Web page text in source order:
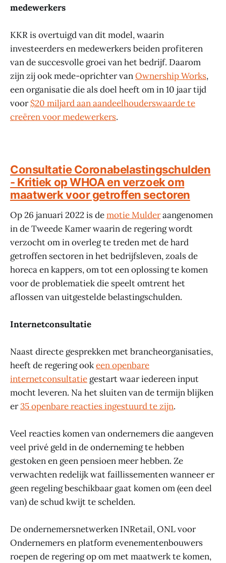
medewerkers
KKR is overtuigd van dit model, waarin
investeerders en medewerkers beiden profiteren
van de succesvolle groei van het bedrijf. Daarom
zijn zij ook mede-oprichter vanOwnership Works,
een organisatie die als doel heeft om in 10 jaar tijd
voor$20 miljard aan aandeelhouderswaarde te
creëren voor medewerkers.
Consultatie Coronabelastingschulden
- Kritiek op WHOA en verzoek om
maatwerk voor getroffen sectoren
Op 26 januari 2022 is demotie Mulderaangenomen
in de Tweede Kamer waarin de regering wordt
verzocht om in overleg te treden met de hard
getroffen sectoren in het bedrijfsleven, zoals de
horeca en kappers, om tot een oplossing te komen
voor de problematiek die speelt omtrent het
aflossen van uitgestelde belastingschulden.
Internetconsultatie
Naast directe gesprekken met brancheorganisaties,
heeft de regering ookeen openbare
internetconsultatie gestart waar iedereen input
mocht leveren. Na het sluiten van de termijn blijken
er35 openbare reacties ingestuurd te zijn.
Veel reacties komen van ondernemers die aangeven
veel privé geld in de onderneming te hebben
gestoken en geen pensioen meer hebben. Ze
verwachten redelijk wat faillissementen wanneer er
geen regeling beschikbaar gaat komen om (een deel
van) de schud kwijt te schelden.
De ondernemersnetwerken INRetail, ONL voor
Ondernemers en platform evenementenbouwers
roepen de regering op om met maatwerk te komen,